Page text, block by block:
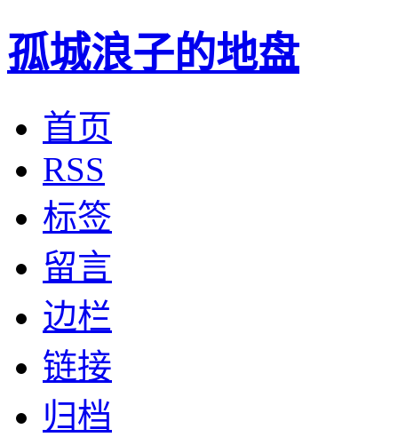
孤城浪子的地盘
首页
RSS
标签
留言
边栏
链接
归档